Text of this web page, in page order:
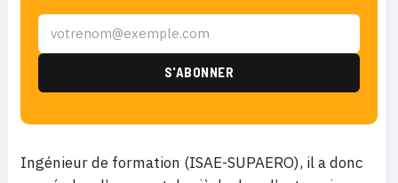
Ingénieur de formation (ISAE-SUPAERO), il a donc